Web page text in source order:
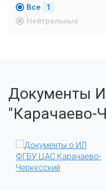
Все 1
Нейтральные
Документы
"Карачаево-